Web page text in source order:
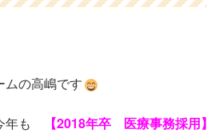
ムの高嶋です
年も 【2018年卒 医療事務採用】